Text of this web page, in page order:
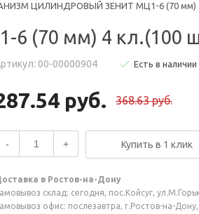
ЦИЛИНДРОВЫЙ ЗЕНИТ МЦ1-6 (70 мм)
(70 мм) 4 кл.(100
00-00000904 Есть в
руб. 368.63 руб.
- + Купить в 1 клик
в Ростов-на-Дону
склад: сегодня, пос.Койсуг,
офис: послезавтра, г.Ростов-на-